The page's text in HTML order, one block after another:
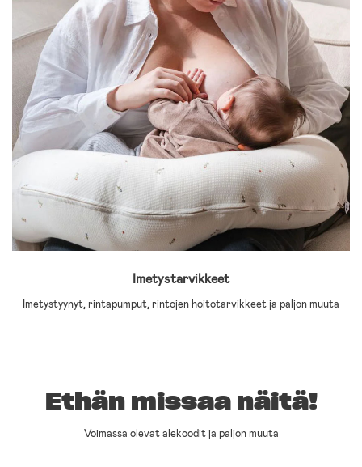
Imetystarvikkeet
Imetystyynyt, rintapumput, rintojen hoitotarvikkeet ja paljon muuta
Ethän missaa näitä!
Voimassa olevat alekoodit ja paljon muuta